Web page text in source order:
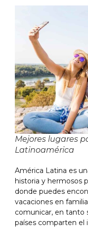
Mejores lugares
Latinoamérica
América Latina es
historia y hermosos
donde puedes
vacaciones en
comunicar, en tanto
países comparten el